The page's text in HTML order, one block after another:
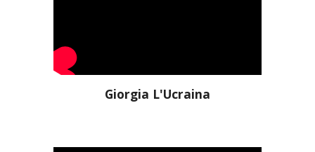
Giorgia L'Ucraina